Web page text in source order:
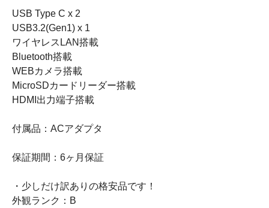
USB Type C x 2
USB3.2(Gen1) x 1
ワイヤレスLAN搭載
Bluetooth搭載
WEBカメラ搭載
MicroSDカードリーダー搭載
HDMI出力端子搭載
付属品：ACアダプタ
保証期間：6ヶ月保証
・少しだけ訳ありの格安品です！
外観ランク：B